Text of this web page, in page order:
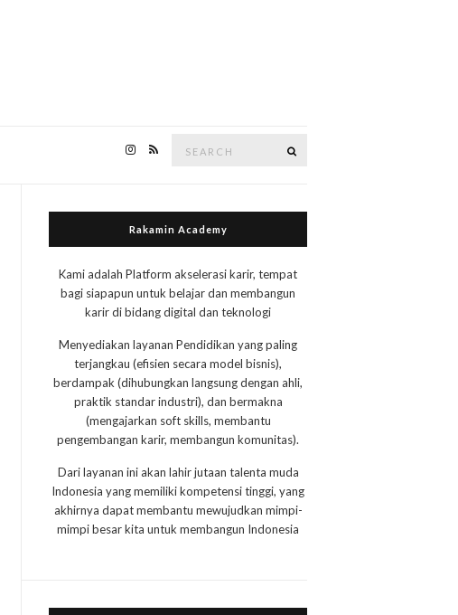
Rakamin Academy
Kami adalah Platform akselerasi karir, tempat
bagi siapapun untuk belajar dan membangun
karir di bidang digital dan teknologi
Menyediakan layanan Pendidikan yang paling
terjangkau (efisien secara model bisnis),
berdampak (dihubungkan langsung dengan ahli,
praktik standar industri), dan bermakna
(mengajarkan soft skills, membantu
pengembangan karir, membangun komunitas).
Dari layanan ini akan lahir jutaan talenta muda
Indonesia yang memiliki kompetensi tinggi, yang
akhirnya dapat membantu mewujudkan mimpi-
mimpi besar kita untuk membangun Indonesia